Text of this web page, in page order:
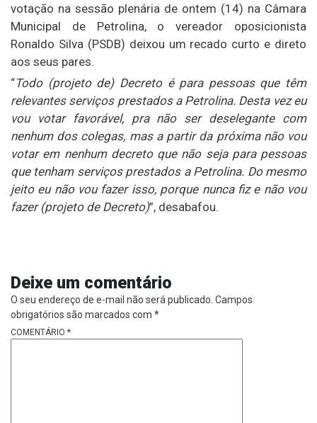
votação na sessão plenária de ontem (14) na Câmara
Municipal de Petrolina, o vereador oposicionista
Ronaldo Silva (PSDB) deixou um recado curto e direto
aos seus pares.
“Todo (projeto de) Decreto é para pessoas que têm
relevantes serviços prestados a Petrolina. Desta vez eu
vou votar favorável, pra não ser deselegante com
nenhum dos colegas, mas a partir da próxima não vou
votar em nenhum decreto que não seja para pessoas
que tenham serviços prestados a Petrolina. Do mesmo
jeito eu não vou fazer isso, porque nunca fiz e não vou
fazer (projeto de Decreto)”, desabafou.
Deixe um comentário
O seu endereço de e-mail não será publicado. Campos
obrigatórios são marcados com *
COMENTÁRIO *